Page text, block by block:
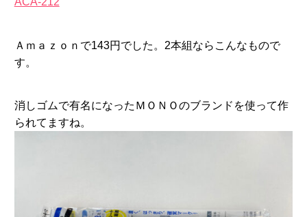
Ａｍａｚｏｎで143円でした。2本組ならこんなもので
す。
消しゴムで有名になったＭＯＮＯのブランドを使って作
られてますね。